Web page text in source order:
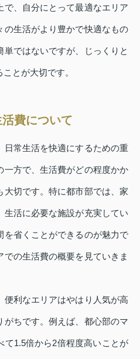
で、自分にとって最適なエリア
の生活がより豊かで快適なもの
ではないですが、じっくりと
とが大切です。
費について
日常生活を快適にするための重
一方で、生活費がどの程度かか
大切です。特に都市部では、家
活に必要な施設が充実してい
を省くことができるのが魅力で
の生活費の概要を見ていきま
便利なエリアはやはり人気が高
がちです。例えば、都心部のマ
て1.5倍から2倍程度高いことが